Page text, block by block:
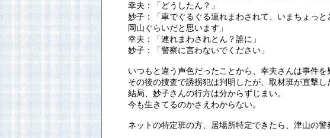
幸夫：「どうしたん？」
妙子：「車でぐるぐる連れまわされて、いまちょっ
岡山ぐらいだと思います」
幸夫：「連れまわされとん？誰に」
妙子：「警察に言わないでください」
いつもと違う声色だったことから、幸夫さんは事件を
その後の捜査で誘拐犯は判明したが、取材班が直撃し
結局、妙子さんの行方は分からずじまい。
今も生きてるのかさえわからない。
ネットの特定班の方、居場所特定できたら、津山の警